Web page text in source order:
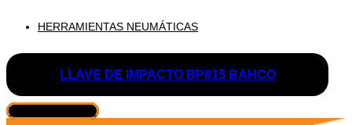
HERRAMIENTAS NEUMÁTICAS
LLAVE DE IMPACTO BP815 BAHCO
VER PRODUCTO